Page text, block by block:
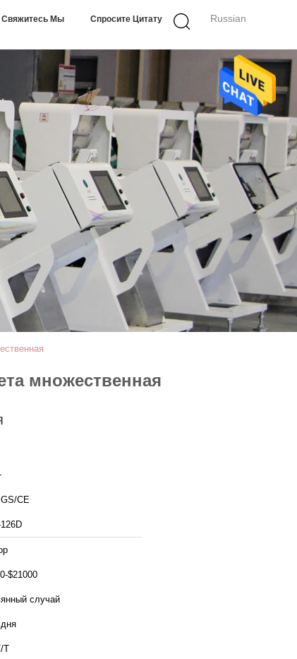
Russian
Свяжитесь Мы Спросите Цитату
множественная
CE
$21000
случай
T